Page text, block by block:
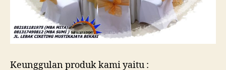
Keunggulan produk kami yaitu :